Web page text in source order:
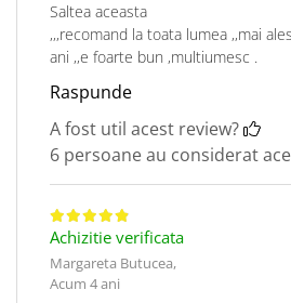
Saltea aceasta
,,,recomand la toata lumea ,,mai
ani ,,e foarte bun ,multiumesc .
Raspunde
A fost util acest review?
6 persoane au considerat
Achizitie verificata
Margareta Butucea,
Acum 4 ani